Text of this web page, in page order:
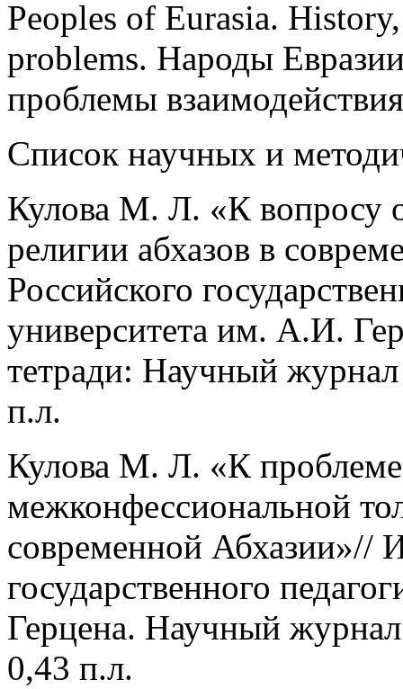
Peoples of Eurasia.
problems. Народы
проблемы
Список научных и
Кулова М. Л. «К вопросу
религии абхазов в
Российского
университета им. А.И.
тетради: Научный
п.л.
Кулова М. Л. «К проблеме
межконфессиональной
современной Абхазии»//
государственного
Герцена. Научный
0,43 п.л.